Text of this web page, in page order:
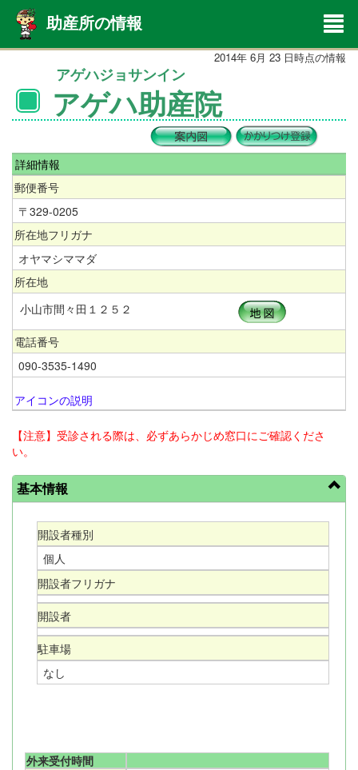
助産所の情報
2014年 6月 23 日時点の情報
アゲハジョサンイン
アゲハ助産院
詳細情報
郵便番号
〒329-0205
所在地フリガナ
オヤマシママダ
所在地
小山市間々田１２５２
電話番号
090-3535-1490
アイコンの説明
【注意】受診される際は、必ずあらかじめ窓口にご確認くださ
い。
基本情報
開設者種別
個人
開設者フリガナ
開設者
駐車場
なし
外来受付時間